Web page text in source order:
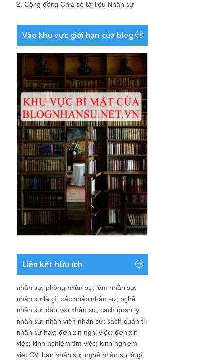
2. Cộng đồng Chia sẻ tài liệu Nhân sự
Vào khu vực giới hạn của blog
Liên kết hữu ích
nhân sự; phòng nhân sự; làm nhân sự;
nhân sự là gì; xác nhận nhân sự; nghề
nhân sự; đào tạo nhân sự; cach quan ly
nhân sự; nhân viên nhân sự; sách quản trị
nhân sự hay; đơn xin nghỉ việc; đơn xin
việc; kinh nghiệm tìm việc; kinh nghiem
viet CV; ban nhân sự; nghề nhân sự là gì;